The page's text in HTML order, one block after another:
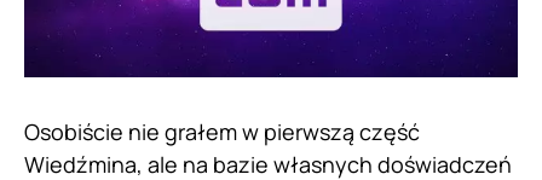
Osobiście nie grałem w pierwszą część
Wiedźmina, ale na bazie własnych doświadczeń